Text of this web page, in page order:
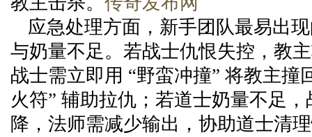
应急处理方面，新手团队最易出
与奶量不足。若战士仇恨失控，教
战士需立即用 “野蛮冲撞” 将教主撞
火符” 辅助拉仇；若道士奶量不足
降，法师需减少输出，协助道士清